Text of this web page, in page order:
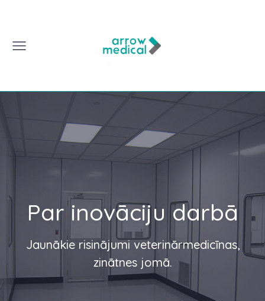
Par inovāciju darbā
Jaunākie risinājumi veterinārmedicīnas,
zinātnes jomā.